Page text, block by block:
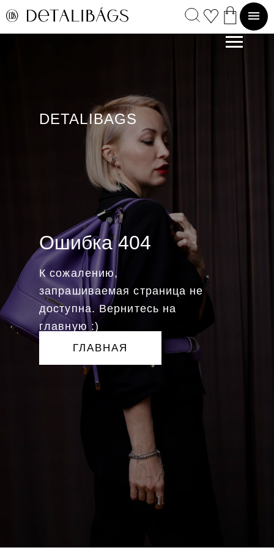
Ошибка 404
К сожалению,
запрашиваемая страница не
доступна. Вернитесь на
главную :)
ГЛАВНАЯ
DETALIBAGS